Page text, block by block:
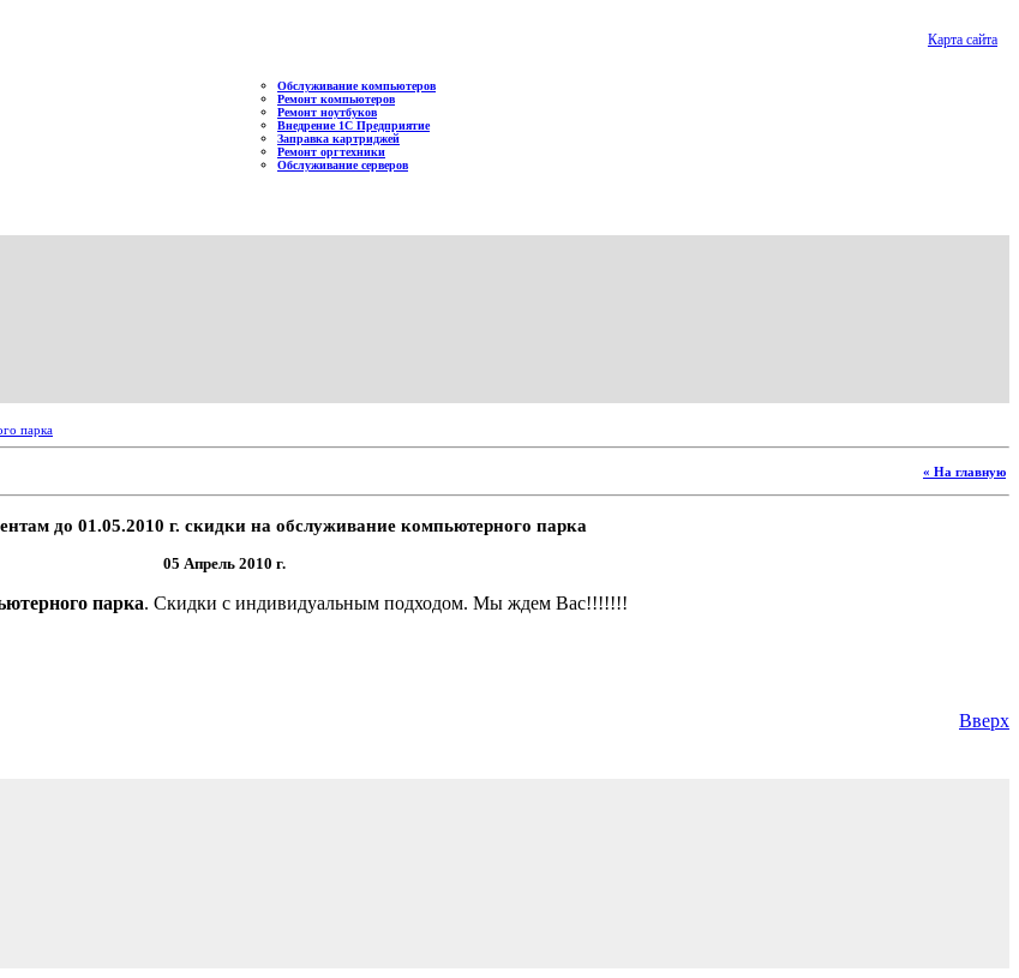
Карта сайта
Обслуживание компьютеров
Ремонт компьютеров
Ремонт ноутбуков
Внедрение 1С Предприятие
Заправка картриджей
Ремонт оргтехники
Обслуживание серверов
парка
« На главную
до 01.05.2010 г. скидки на обслуживание компьютерного парка
05 Апрель 2010 г.
парка. Скидки с индивидуальным подходом. Мы ждем Вас!!!!!!!
Вверх